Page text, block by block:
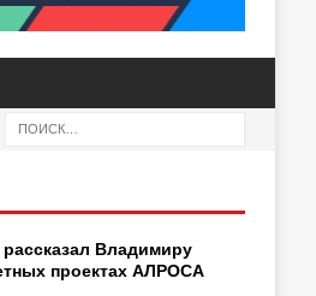
Владимиру
проектах АЛРОСА